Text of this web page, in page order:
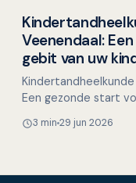
Overig nieuws
Veenendaal:
gebit van uw
Een gezonde start
3 min 29 jun 2026